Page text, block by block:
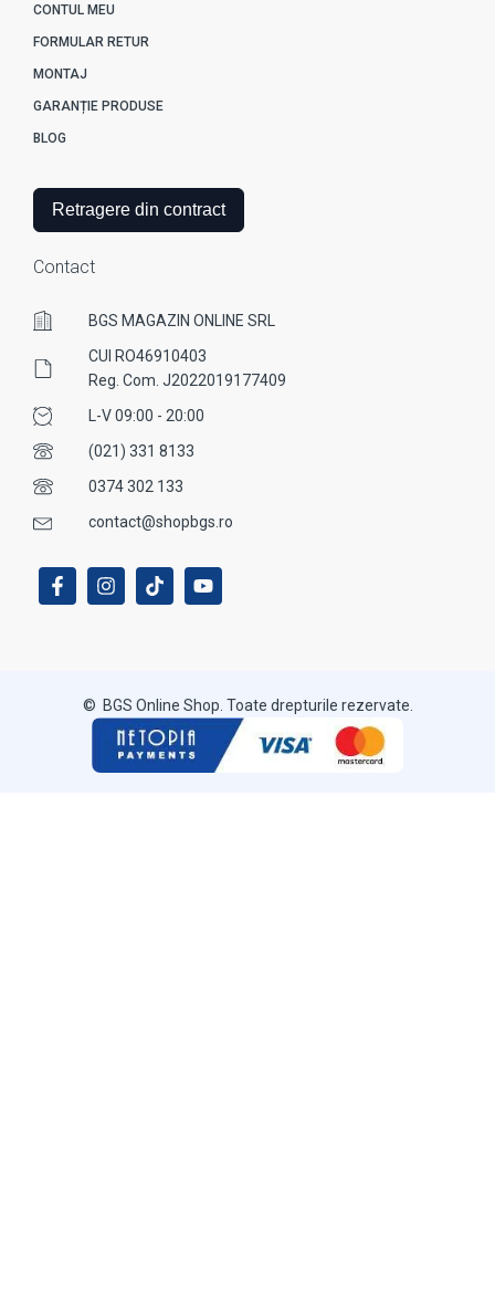
CONTUL MEU
FORMULAR RETUR
MONTAJ
GARANȚIE PRODUSE
BLOG
Retragere din contract
Contact
BGS MAGAZIN ONLINE SRL
CUI RO46910403
Reg. Com. J2022019177409
L-V 09:00 - 20:00
(021) 331 8133
0374 302 133
contact@shopbgs.ro
© BGS Online Shop. Toate drepturile rezervate.